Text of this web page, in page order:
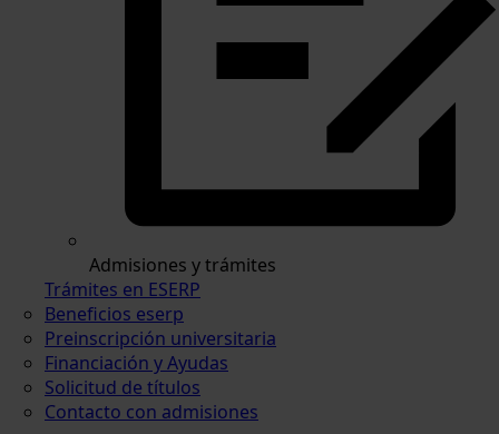
Admisiones y trámites
Trámites en ESERP
Beneficios eserp
Preinscripción universitaria
Financiación y Ayudas
Solicitud de títulos
Contacto con admisiones